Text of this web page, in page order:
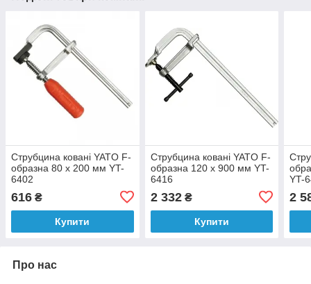
Струбцина ковані YATO F-
образна 80 x 200 мм YT-
6402
616 ₴
Купити
Струбцина ковані YATO F-
образна 120 x 900 мм YT-
6416
2 332₴
Купити
YT-
2
Про нас